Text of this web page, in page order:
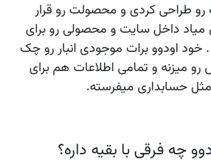
رو طراحی کردی و محصولت رو قرار
داخل سایت و محصولی رو برای
خود اودوو برات موجودی انبار رو چک
رو میزنه و تمامی اطلاعات هم برای
حسابداری میفرسته.
چه فرقی با بقیه داره؟